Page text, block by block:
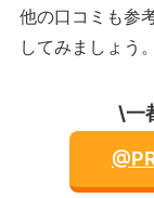
他の口コミも参
してみましょう。
\一